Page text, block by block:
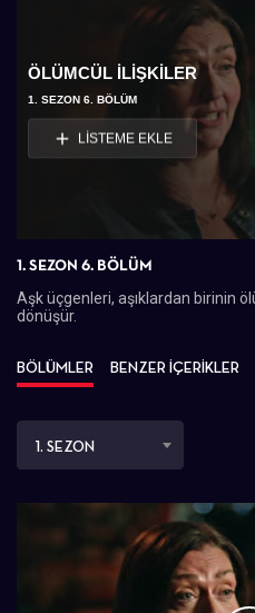
ÖLÜMCÜL İLIŞKILER
1. SEZON 6. BÖLÜM
LİSTEME EKLE
1. SEZON 6. BÖLÜM
Aşk üçgenleri, aşıklardan birinin
dönüşür.
BÖLÜMLER BENZER İÇERİKLER
1. SEZON